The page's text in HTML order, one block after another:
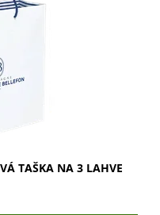
na 3 lahve. Ideální pro
Vytvořte
TAŠKA NA 3 LAHVE